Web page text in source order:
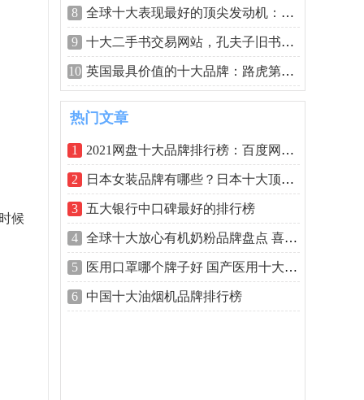
候
8 全球十大表现最好的顶尖发动机：福特第
9 十大二手书交易网站，孔夫子旧书网排名
10 英国最具价值的十大品牌：路虎第四，汇
热门文章
1 2021网盘十大品牌排行榜：百度网盘排第一
2 日本女装品牌有哪些？日本十大顶级女装
3 五大银行中口碑最好的排行榜
4 全球十大放心有机奶粉品牌盘点 喜宝排第
5 医用口罩哪个牌子好 国产医用十大口罩品
6 中国十大油烟机品牌排行榜